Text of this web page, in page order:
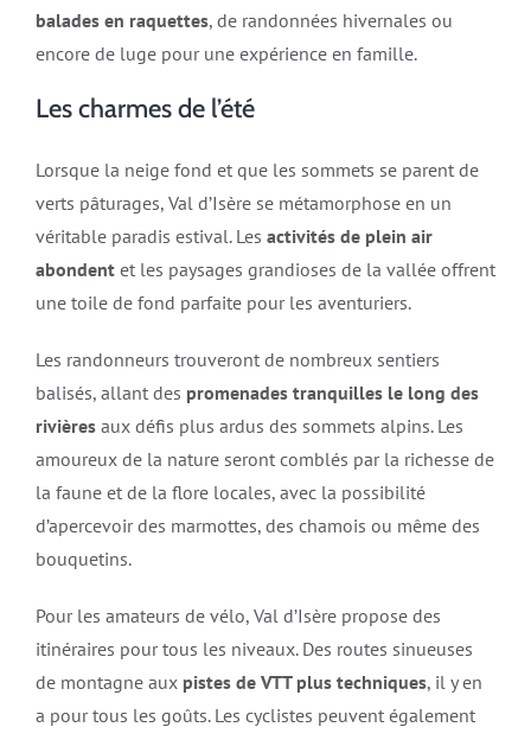
balades en raquettes, de randonnées hivernales ou
encore de luge pour une expérience en famille.
Les charmes de l’été
Lorsque la neige fond et que les sommets se parent de
verts pâturages, Val d’Isère se métamorphose en un
véritable paradis estival. Les activités de plein air
abondent et les paysages grandioses de la vallée offrent
une toile de fond parfaite pour les aventuriers.
Les randonneurs trouveront de nombreux sentiers
balisés, allant des promenades tranquilles le long des
rivières aux défis plus ardus des sommets alpins. Les
amoureux de la nature seront comblés par la richesse de
la faune et de la flore locales, avec la possibilité
d’apercevoir des marmottes, des chamois ou même des
bouquetins.
Pour les amateurs de vélo, Val d’Isère propose des
itinéraires pour tous les niveaux. Des routes sinueuses
de montagne aux pistes de VTT plus techniques, il y en
a pour tous les goûts. Les cyclistes peuvent également